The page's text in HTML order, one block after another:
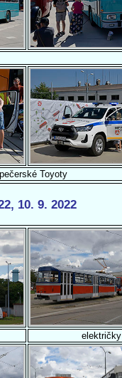
Toyoty
10. 9. 2022
električky